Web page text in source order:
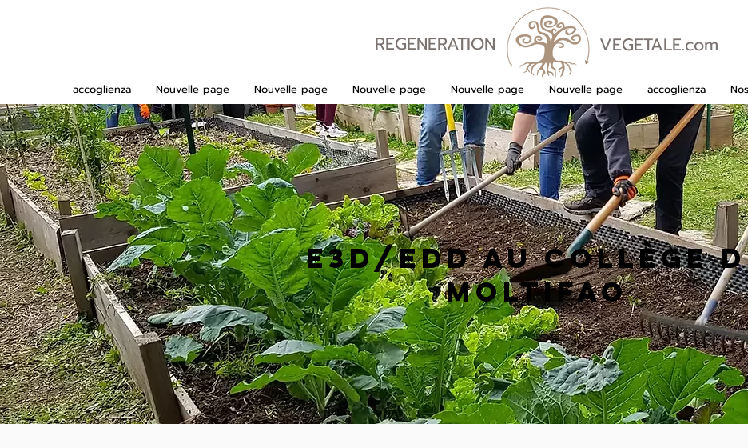
REGENERATION VEGETALE.com
accoglienza Nouvelle page Nouvelle page Nouvelle page Nouvelle page Nouvelle page accoglienza
E3D/EDD Au collège
Moltifao